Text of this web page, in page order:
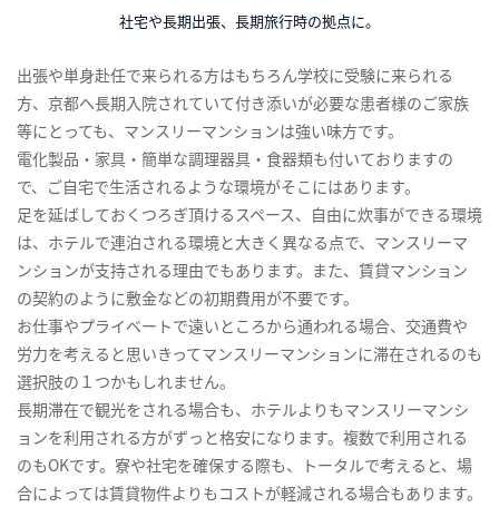
社宅や長期出張、長期旅行時の拠点に。
出張や単身赴任で来られる方はもちろん学校に受験に来られる
方、京都へ長期入院されていて付き添いが必要な患者様のご家族
等にとっても、マンスリーマンションは強い味方です。
電化製品・家具・簡単な調理器具・食器類も付いておりますの
で、ご自宅で生活されるような環境がそこにはあります。
足を延ばしておくつろぎ頂けるスペース、自由に炊事ができる環境
は、ホテルで連泊される環境と大きく異なる点で、マンスリーマ
ンションが支持される理由でもあります。また、賃貸マンション
の契約のように敷金などの初期費用が不要です。
お仕事やプライベートで遠いところから通われる場合、交通費や
労力を考えると思いきってマンスリーマンションに滞在されるのも
選択肢の１つかもしれません。
長期滞在で観光をされる場合も、ホテルよりもマンスリーマンシ
ョンを利用される方がずっと格安になります。複数で利用される
のもOKです。寮や社宅を確保する際も、トータルで考えると、場
合によっては賃貸物件よりもコストが軽減される場合もあります。